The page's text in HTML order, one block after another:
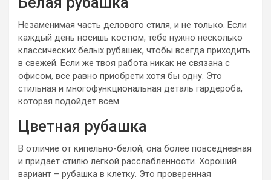
Незаменимая часть делового стиля, и не только. Если
каждый день носишь костюм, тебе нужно несколько
классических белых рубашек, чтобы всегда приходить
в свежей. Если же твоя работа никак не связана с
офисом, все равно приобрети хотя бы одну. Это
стильная и многофункциональная деталь гардероба,
которая подойдет всем.
Цветная рубашка
В отличие от кипельно-белой, она более повседневная
и придает стилю легкой расслабленности. Хороший
вариант – рубашка в клетку. Это проверенная